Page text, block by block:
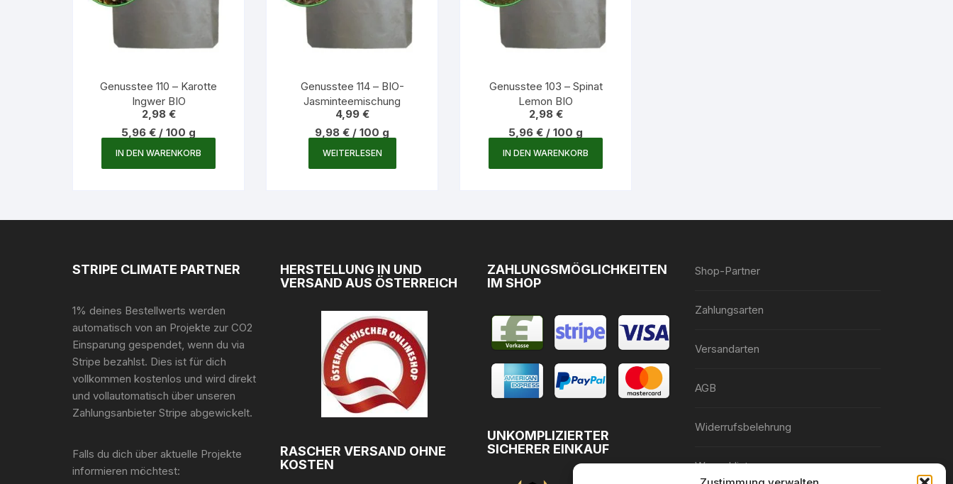
Genusstee 110 – Karotte
Ingwer BIO
2,98 €
5,96 € / 100 g
IN DEN WARENKORB
Genusstee 114 – BIO-
Jasminteemischung
4,99 €
9,98 € / 100 g
WEITERLESEN
Genusstee 103 – Spinat
Lemon BIO
2,98 €
5,96 € / 100 g
IN DEN WARENKORB
STRIPE CLIMATE PARTNER
1% deines Bestellwerts werden
automatisch von an Projekte zur CO2
Einsparung gespendet, wenn du via
Stripe bezahlst. Dies ist für dich
vollkommen kostenlos und wird direkt
und vollautomatisch über unseren
Zahlungsanbieter Stripe abgewickelt.
Falls du dich über aktuelle Projekte
informieren möchtest:
HERSTELLUNG IN UND
VERSAND AUS ÖSTERREICH
RASCHER VERSAND OHNE
KOSTEN
ZAHLUNGSMÖGLICHKEITEN
IM SHOP
UNKOMPLIZIERTER
SICHERER EINKAUF
Shop-Partner
Zahlungsarten
Versandarten
AGB
Widerrufsbelehrung
Wunschliste